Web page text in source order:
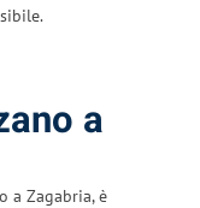
a
a Zagabria, è